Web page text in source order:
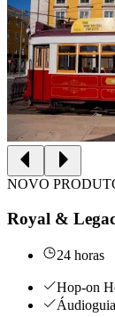
NOVO
Royal &
24 horas
Hop-on